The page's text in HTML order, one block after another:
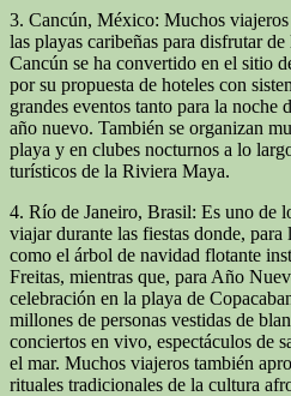
3. Cancún, México: Muchos
las playas caribeñas para disfrutar
Cancún se ha convertido en el sitio
por su propuesta de hoteles con
grandes eventos tanto para la
año nuevo. También se organizan
playa y en clubes nocturnos a lo
turísticos de la Riviera Maya.
4. Río de Janeiro, Brasil: Es uno de
viajar durante las fiestas donde,
como el árbol de navidad flotante
Freitas, mientras que, para Año
celebración en la playa de
millones de personas vestidas de
conciertos en vivo, espectáculos de
el mar. Muchos viajeros también
rituales tradicionales de la cultura